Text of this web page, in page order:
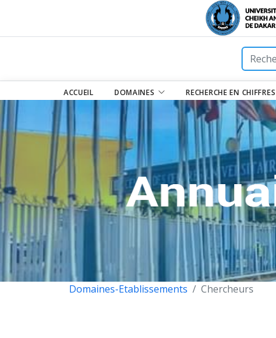
ACCUEIL DOMAINES RECHERCHE EN CHIFFRES
Domaines-Etablissements Chercheurs